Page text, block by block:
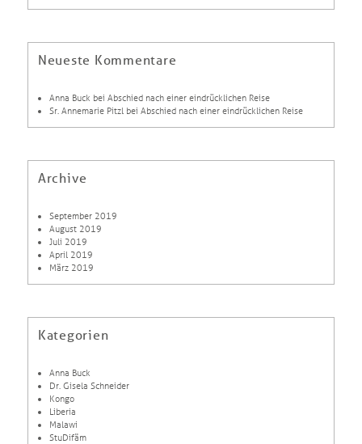
Neueste Kommentare
Anna Buck beiAbschied nach einer eindrücklichen Reise
Sr. Annemarie Pitzl beiAbschied nach einer eindrücklichen Reise
Archive
September 2019
August 2019
Juli 2019
April 2019
März 2019
Kategorien
Anna Buck
Dr. Gisela Schneider
Kongo
Liberia
Malawi
StuDifäm